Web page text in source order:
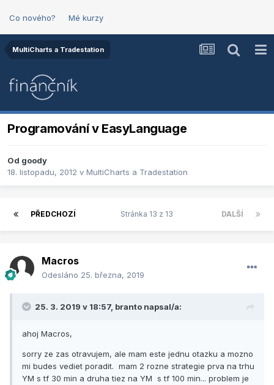
Co nového? Mé kurzy
MultiCharts a Tradestation
Programování v EasyLanguage
Od goody
18. listopadu, 2012 v MultiCharts a Tradestation
PŘEDCHOZÍ DALŠÍ
Stránka 13 z 13
Macros
Odesláno 25. března, 2019
25. 3. 2019 v 18:57, branto napsal/a:
ahoj Macros,
sorry ze zas otravujem, ale mam este jednu otazku a mozno
mi budes vediet poradit. mam 2 rozne strategie prva na trhu
YM s tf 30 min a druha tiez na YM s tf 100 min... problem je